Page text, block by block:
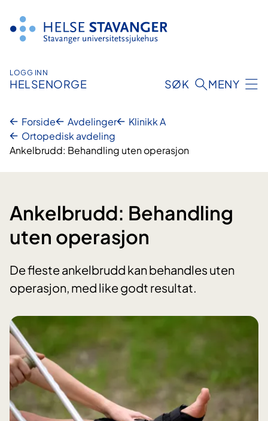
innhold
LOGG INN
HELSENORGE SØK MENY
Forside Avdelinger
Klinikk A
Ortopedisk avdeling
Ankelbrudd: Behandling uten operasjon
Ankelbrudd: Behandling
uten operasjon
De fleste ankelbrudd kan behandles uten
operasjon, med like godt resultat.